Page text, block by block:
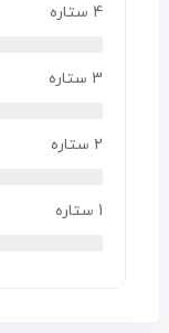
4 ستاره
3 ستاره
2 ستاره
1 ستاره